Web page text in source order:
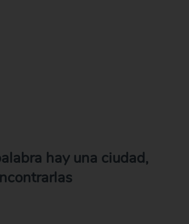
hay una ciudad,